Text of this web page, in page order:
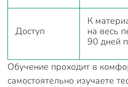
Доступ
К
на весь
90 дней
Обучение проходит в
самостоятельно изучаете